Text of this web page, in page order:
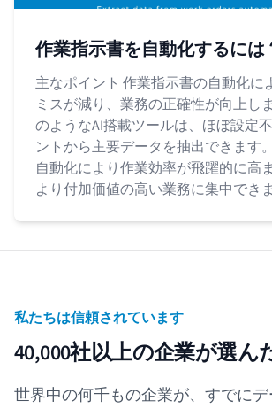
作業指示書を自動化するには
主なポイント 作業指示書の自動化に
ミスが減り、業務の正確性が向上し
のようなAI搭載ツールは、ほぼ設定
ントから主要データを抽出できます
自動化により作業効率が飛躍的に高
より付加価値の高い業務に集中でき
私たちは信頼されています
40,000社以上の企業が選ん
世界中の何千もの企業が、すでに